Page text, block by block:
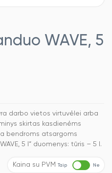
WAVE, 5
darbo vietos virtuvėlei arba
skirtas kasdienėms
bendroms atsargoms
5 l“ duomenys: tūris – 5 l.
Kaina su PVM Taip Ne